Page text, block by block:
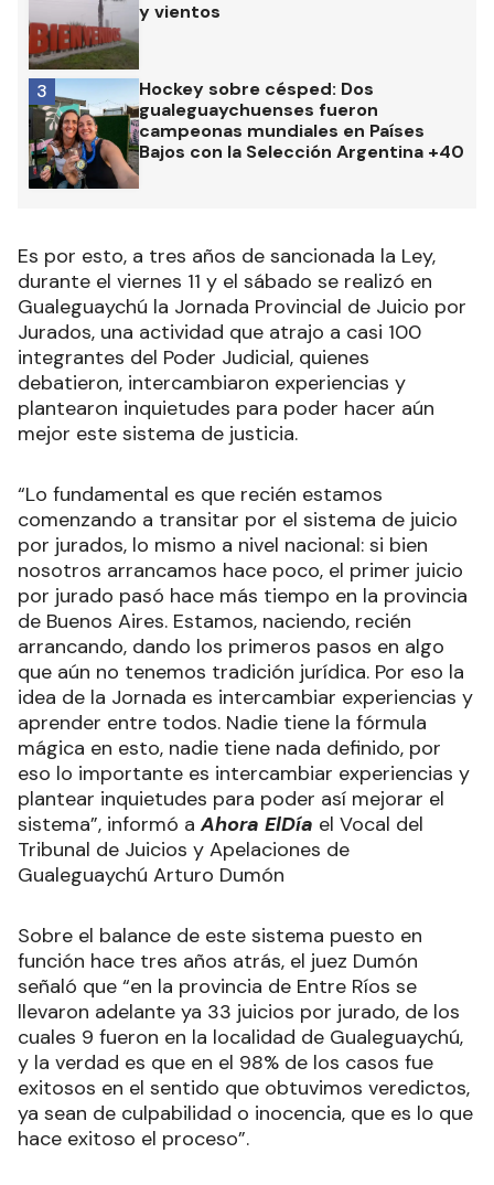
y vientos
Hockey sobre césped: Dos
gualeguaychuenses fueron
campeonas mundiales en Países
Bajos con la Selección Argentina +40
3
Es por esto, a tres años de sancionada la Ley,
durante el viernes 11 y el sábado se realizó en
Gualeguaychú la Jornada Provincial de Juicio por
Jurados, una actividad que atrajo a casi 100
integrantes del Poder Judicial, quienes
debatieron, intercambiaron experiencias y
plantearon inquietudes para poder hacer aún
mejor este sistema de justicia.
“Lo fundamental es que recién estamos
comenzando a transitar por el sistema de juicio
por jurados, lo mismo a nivel nacional: si bien
nosotros arrancamos hace poco, el primer juicio
por jurado pasó hace más tiempo en la provincia
de Buenos Aires. Estamos, naciendo, recién
arrancando, dando los primeros pasos en algo
que aún no tenemos tradición jurídica. Por eso la
idea de la Jornada es intercambiar experiencias y
aprender entre todos. Nadie tiene la fórmula
mágica en esto, nadie tiene nada definido, por
eso lo importante es intercambiar experiencias y
plantear inquietudes para poder así mejorar el
sistema”, informó aAhora ElDía el Vocal del
Tribunal de Juicios y Apelaciones de
Gualeguaychú Arturo Dumón
Sobre el balance de este sistema puesto en
función hace tres años atrás, el juez Dumón
señaló que “en la provincia de Entre Ríos se
llevaron adelante ya 33 juicios por jurado, de los
cuales 9 fueron en la localidad de Gualeguaychú,
y la verdad es que en el 98% de los casos fue
exitosos en el sentido que obtuvimos veredictos,
ya sean de culpabilidad o inocencia, que es lo que
hace exitoso el proceso”.